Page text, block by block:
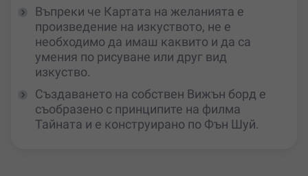
Въпреки че Картата на желанията е
произведение на изкуството, не е
необходимо да имаш каквито и да са
умения по рисуване или друг вид
изкуство.
Създаването на собствен Вижън борд е
съобразено с принципите на филма
Тайната и е конструирано по Фън Шуй.